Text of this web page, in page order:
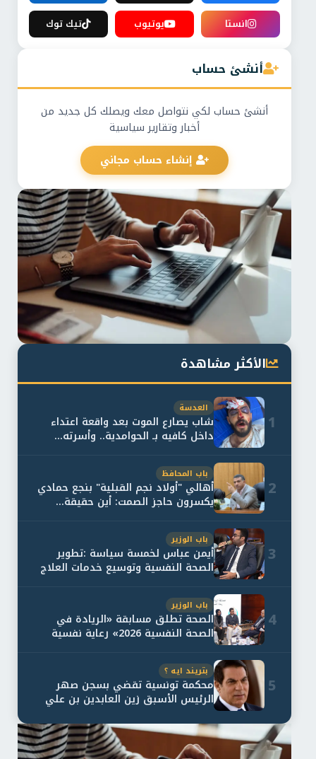
انستا
يوتيوب تيك توك
أنشئ حساب
أنشئ حساب لكي نتواصل معك ويصلك كل جديد من
أخبار وتقارير سياسية
إنشاء حساب مجاني
الأكثر مشاهدة
1
العدسة
شاب يصارع الموت بعد واقعة اعتداء
داخل كافيه بـ الحوامدية.. وأسرته...
2
باب المحافظ
أهالي "أولاد نجم القبلية" بنجع حمادي
يكسرون حاجز الصمت: أين حقيقة...
3
باب الوزير
أيمن عباس لخمسة سياسة :تطوير
الصحة النفسية وتوسيع خدمات العلاج
4
باب الوزير
الصحة تطلق مسابقة «الريادة في
الصحة النفسية 2026» رعاية نفسية
5
بتريند ايه ؟
محكمة تونسية تقضي بسجن صهر
الرئيس الأسبق زين العابدين بن علي